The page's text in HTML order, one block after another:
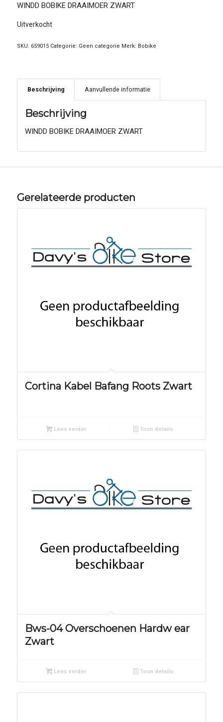
WINDD BOBIKE DRAAIMOER ZWART
Uitverkocht
SKU: 659015 Categorie: Geen categorie Merk: Bobike
Beschrijving Aanvullende informatie
Beschrijving
WINDD BOBIKE DRAAIMOER ZWART
Gerelateerde producten
Cortina Kabel Bafang Roots Zwart
Lees verder Toon details
Bws-04 Overschoenen Hardw ear
Zwart
Lees verder Toon details